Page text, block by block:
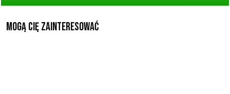
Mogą Cię zainteresować